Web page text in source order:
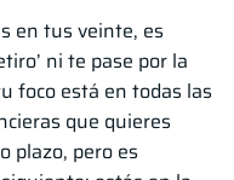
en tus veinte, es
ni te pase por la
foco está en todas las
que quieres
plazo, pero es